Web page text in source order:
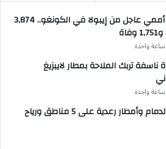
تحذير أممي عاجل من إيبولا في الكونغو.. 3,874
واحدة
ناسفة تربك الملاحة بمطار لايبزيغ
واحدة
«الأرصاد»: 49° مئوية في الدمام وأمطار رعدية على 5 مناطق ورياح